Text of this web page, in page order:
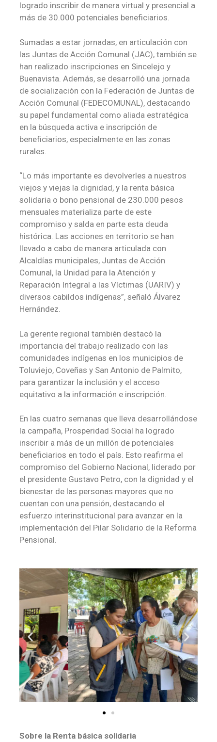
logrado inscribir de manera virtual y presencial a
más de 30.000 potenciales beneficiarios.
Sumadas a estar jornadas, en articulación con
las Juntas de Acción Comunal (JAC), también se
han realizado inscripciones en Sincelejo y
Buenavista. Además, se desarrolló una jornada
de socialización con la Federación de Juntas de
Acción Comunal (FEDECOMUNAL), destacando
su papel fundamental como aliada estratégica
en la búsqueda activa e inscripción de
beneficiarios, especialmente en las zonas
rurales.
“Lo más importante es devolverles a nuestros
viejos y viejas la dignidad, y la renta básica
solidaria o bono pensional de 230.000 pesos
mensuales materializa parte de este
compromiso y salda en parte esta deuda
histórica. Las acciones en territorio se han
llevado a cabo de manera articulada con
Alcaldías municipales, Juntas de Acción
Comunal, la Unidad para la Atención y
Reparación Integral a las Víctimas (UARIV) y
diversos cabildos indígenas”, señaló Álvarez
Hernández.
La gerente regional también destacó la
importancia del trabajo realizado con las
comunidades indígenas en los municipios de
Toluviejo, Coveñas y San Antonio de Palmito,
para garantizar la inclusión y el acceso
equitativo a la información e inscripción.
En las cuatro semanas que lleva desarrollándose
la campaña, Prosperidad Social ha logrado
inscribir a más de un millón de potenciales
beneficiarios en todo el país. Esto reafirma el
compromiso del Gobierno Nacional, liderado por
el presidente Gustavo Petro, con la dignidad y el
bienestar de las personas mayores que no
cuentan con una pensión, destacando el
esfuerzo interinstitucional para avanzar en la
implementación del Pilar Solidario de la Reforma
Pensional.
Sobre la Renta básica solidaria